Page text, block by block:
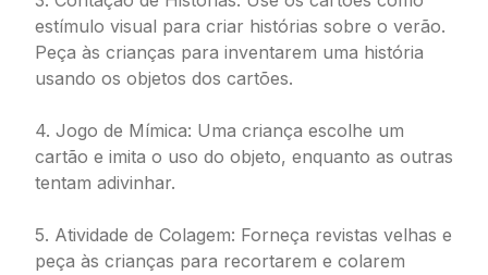
estímulo visual para criar histórias sobre o verão.
Peça às crianças para inventarem uma história
usando os objetos dos cartões.
4. Jogo de Mímica: Uma criança escolhe um
cartão e imita o uso do objeto, enquanto as outras
tentam adivinhar.
5. Atividade de Colagem: Forneça revistas velhas e
peça às crianças para recortarem e colarem